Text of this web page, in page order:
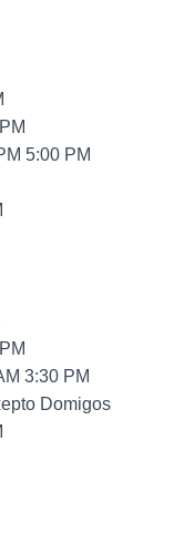
5:00 PM
3:30 PM
Domigos